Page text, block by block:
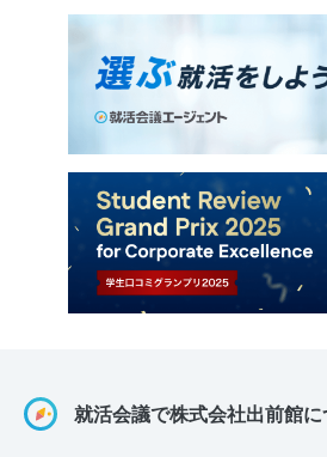
就活会議で株式会社出前館